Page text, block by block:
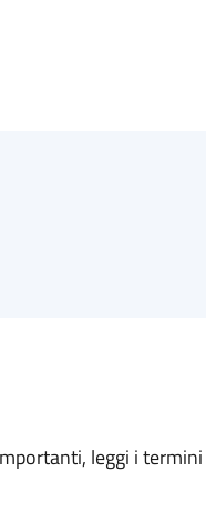
leggi i termini